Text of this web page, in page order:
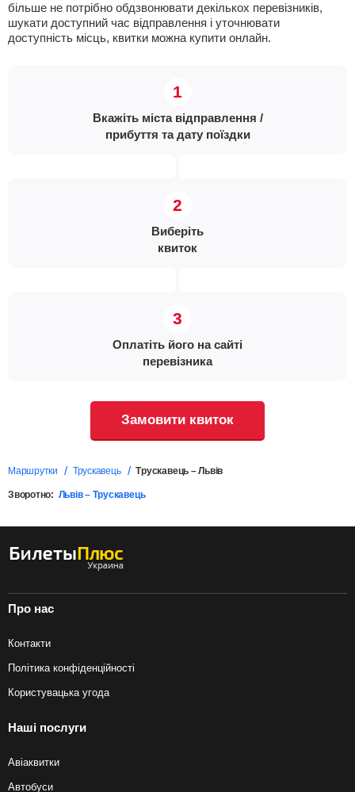
більше не потрібно обдзвонювати декількох перевізників,
шукати доступний час відправлення і уточнювати
доступність місць, квитки можна купити онлайн.
Вкажіть міста відправлення /
прибуття та дату поїздки
Виберіть
квиток
Оплатіть його на сайті
перевізника
Замовити квиток
Маршрутки Трускавець Трускавець – Львів
Зворотно: Львів – Трускавець
Про нас
Контакти
Політика конфіденційності
Користувацька угода
Наші послуги
Авіаквитки
Автобуси